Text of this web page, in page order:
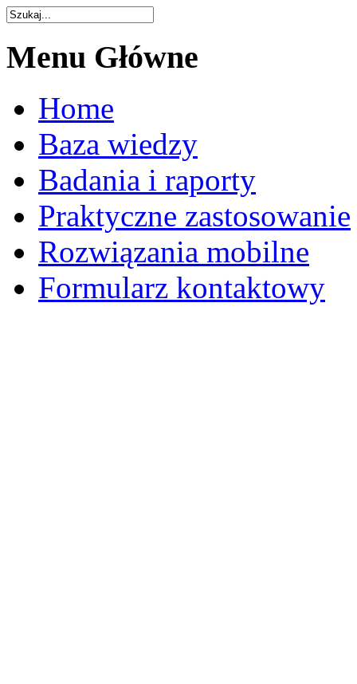
Menu Główne
Home
Baza wiedzy
Badania i raporty
Praktyczne zastosowanie
Rozwiązania mobilne
Formularz kontaktowy